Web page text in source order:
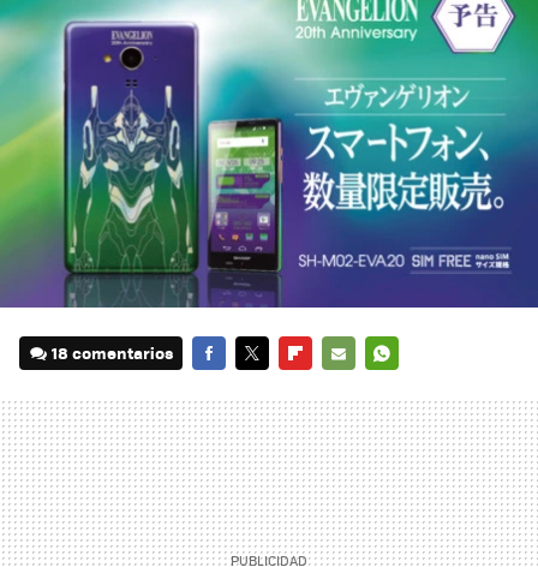
18 comentarios
MAIL